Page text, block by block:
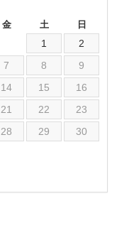
金 土 日
1
2
7 8
9
14 15
16
21 22
23
28 29
30